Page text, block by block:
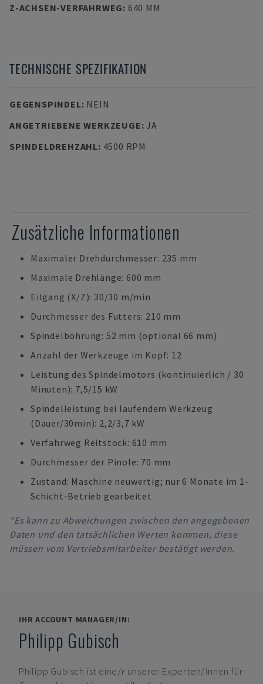
Z-ACHSEN-VERFAHRWEG: 640 MM
TECHNISCHE SPEZIFIKATION
GEGENSPINDEL: NEIN
ANGETRIEBENE WERKZEUGE:JA
SPINDELDREHZAHL: 4500 RPM
Zusätzliche Informationen
Maximaler Drehdurchmesser: 235 mm
Maximale Drehlänge: 600 mm
Eilgang (X/Z): 30/30 m/min
Durchmesser des Futters: 210 mm
Spindelbohrung: 52 mm (optional 66 mm)
Anzahl der Werkzeuge im Kopf: 12
Leistung des Spindelmotors (kontinuierlich / 30
Minuten): 7,5/15 kW
Spindelleistung bei laufendem Werkzeug
(Dauer/30min): 2,2/3,7 kW
Verfahrweg Reitstock: 610 mm
Durchmesser der Pinole: 70 mm
Zustand: Maschine neuwertig; nur 6 Monate im 1-
Schicht-Betrieb gearbeitet
*Es kann zu Abweichungen zwischen den angegebenen
Daten und den tatsächlichen Werten kommen, diese
müssen vom Vertriebsmitarbeiter bestätigt werden.
IHR ACCOUNT MANAGER/IN:
Philipp Gubisch
Philipp Gubisch ist eine/r unserer Experten/innen für